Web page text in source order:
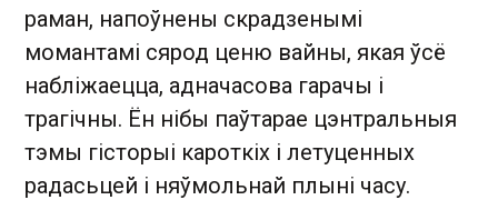
раман, напоўнены скрадзенымі
момантамі сярод ценю вайны, якая ўсё
набліжаецца, адначасова гарачы і
трагічны. Ён нібы паўтарае цэнтральныя
тэмы гісторыі кароткіх і летуценных
радасьцей і няўмольнай плыні часу.